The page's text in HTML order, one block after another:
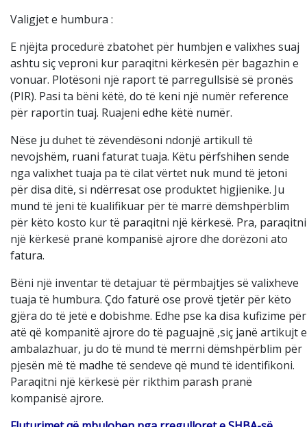
Valigjet e humbura :
E njëjta procedurë zbatohet për humbjen e valixhes suaj
ashtu siç veproni kur paraqitni kërkesën për bagazhin e
vonuar. Plotësoni një raport të parregullsisë së pronës
(PIR). Pasi ta bëni këtë, do të keni një numër reference
për raportin tuaj. Ruajeni edhe këtë numër.
Nëse ju duhet të zëvendësoni ndonjë artikull të
nevojshëm, ruani faturat tuaja. Këtu përfshihen sende
nga valixhet tuaja pa të cilat vërtet nuk mund të jetoni
për disa ditë, si ndërresat ose produktet higjienike. Ju
mund të jeni të kualifikuar për të marrë dëmshpërblim
për këto kosto kur të paraqitni një kërkesë. Pra, paraqitni
një kërkesë pranë kompanisë ajrore dhe dorëzoni ato
fatura.
Bëni një inventar të detajuar të përmbajtjes së valixheve
tuaja të humbura. Çdo faturë ose provë tjetër për këto
gjëra do të jetë e dobishme. Edhe pse ka disa kufizime për
atë që kompanitë ajrore do të paguajnë ,siç janë artikujt e
ambalazhuar, ju do të mund të merrni dëmshpërblim për
pjesën më të madhe të sendeve që mund të identifikoni.
Paraqitni një kërkesë për rikthim parash pranë
kompanisë ajrore.